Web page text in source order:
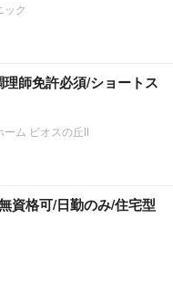
ック
理師免許必須/ショートス
ム ビオスの丘Ⅱ
資格可/日勤のみ/住宅型